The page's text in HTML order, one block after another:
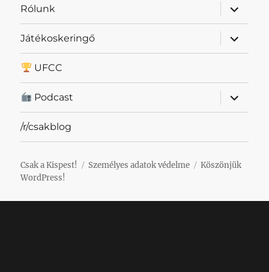
Rólunk
almenü
Játékoskeringő
almenü
UFCC
Podcast
almenü
/r/csakblog
Csak a Kispest! Személyes adatok védelme
Köszönjük
WordPress!